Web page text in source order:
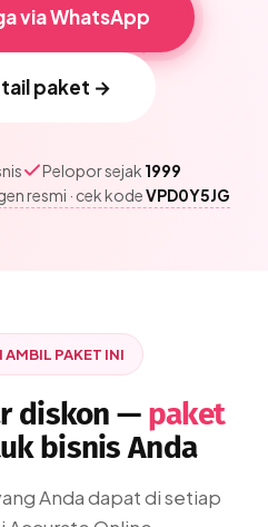
via WhatsApp
paket →
Pelopor sejak 1999
resmi · cek kodeVPD0Y5JG
AMBIL PAKET INI
diskon — paket
bisnis Anda
Anda dapat di setiap